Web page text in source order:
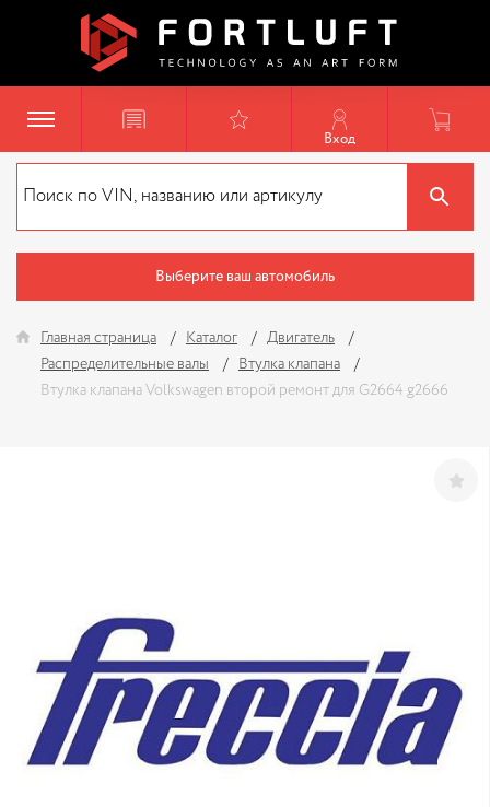
Вход
Выберите ваш автомобиль
Главная страница Каталог
Двигатель
Распределительные валы
Втулка клапана
Втулка клапана Volkswagen второй ремонт для G2664 g2666